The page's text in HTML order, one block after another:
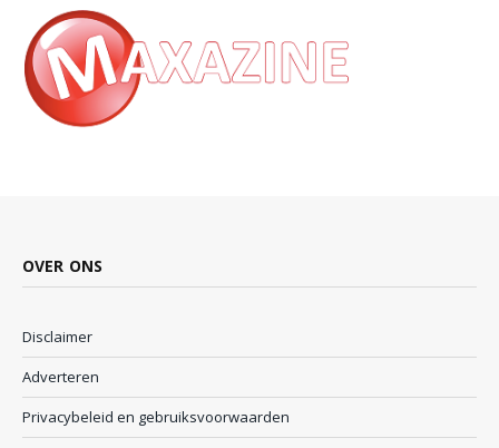
OVER ONS
Disclaimer
Adverteren
Privacybeleid en gebruiksvoorwaarden